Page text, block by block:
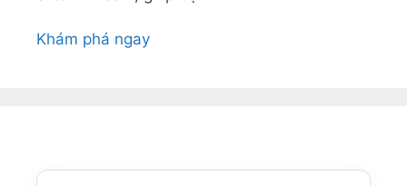
Khám phá ngay